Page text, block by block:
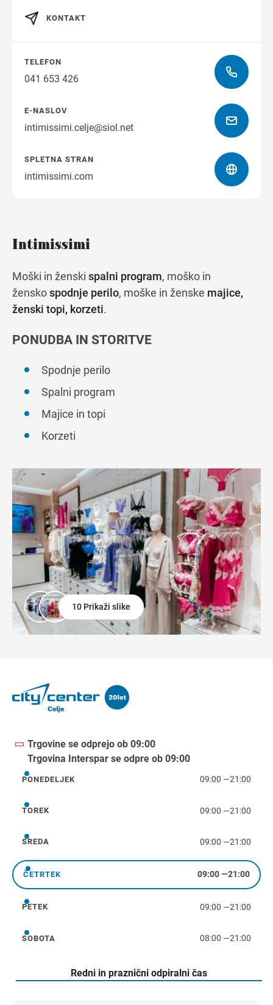
Intimissimi
Moški in ženski spalni program, moško in
ženskospodnje perilo, moške in ženske majice,
ženski topi, korzeti.
PONUDBA IN STORITVE
Spodnje perilo
Spalni program
Majice in topi
Korzeti
KONTAKT
TELEFON
041 653 426
E-NASLOV
intimissimi.celje@siol.net
SPLETNA STRAN
intimissimi.com
10 Prikaži slike
Trgovine se odprejo ob 09:00
Trgovina Interspar se odpre ob 09:00
ponedeljek
PONEDELJEK 09:00 —21:00
torek
TOREK 09:00 —21:00
sreda
SREDA 09:00 —21:00
četrtek
ČETRTEK 09:00—21:00
petek
PETEK 09:00 —21:00
sobota
SOBOTA 08:00 —21:00
Redni in praznični odpiralni čas